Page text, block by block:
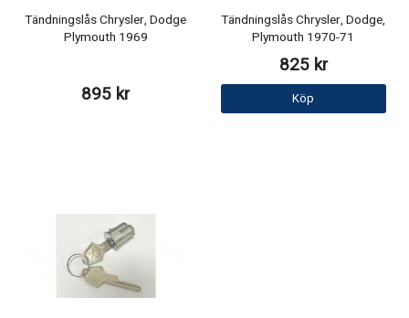
Tändningslås Chrysler, Dodge
Plymouth 1969
895 kr
Tändningslås Chrysler, Dodge,
Plymouth 1970-71
825 kr
Köp